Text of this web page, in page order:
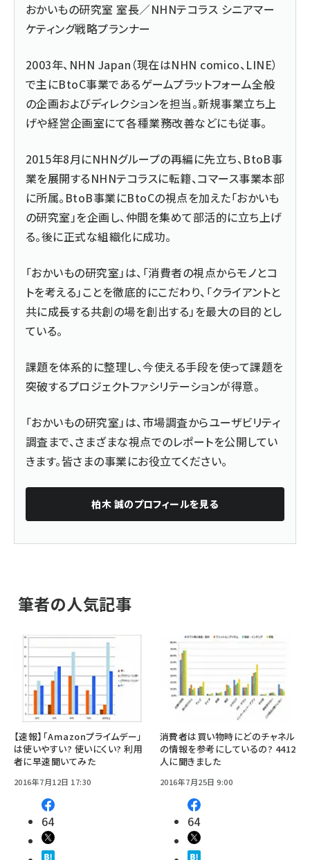
おかいもの研究室 室長／NHNテコラス シニアマー
ケティング戦略プランナー
2003年、NHN Japan（現在はNHN comico、LINE）
で主にBtoC事業であるゲームプラットフォーム全般
の企画およびディレクションを担当。新規事業立ち上
げや経営企画室にて各種業務改善などにも従事。
2015年8月にNHNグループの再編に先立ち、BtoB事
業を展開するNHNテコラスに転籍、コマース事業本部
に所属。BtoB事業にBtoCの視点を加えた「おかいも
の研究室」を企画し、仲間を集めて部活的に立ち上げ
る。後に正式な組織化に成功。
「おかいもの研究室」は、「消費者の視点からモノとコ
トを考える」ことを徹底的にこだわり、「クライアントと
共に成長する共創の場を創出する」を最大の目的とし
ている。
課題を体系的に整理し、今使える手段を使って課題を
突破するプロジェクトファシリテーションが得意。
「おかいもの研究室」は、市場調査からユーザビリティ
調査まで、さまざまな視点でのレポートを公開してい
きます。皆さまの事業にお役立てください。
柏木 誠のプロフィールを見る
筆者の人気記事
【速報】「Amazonプライムデー」
は使いやすい? 使いにくい? 利用
者に早速聞いてみた
2016年7月12日 17:30
64
消費者は買い物時にどのチャネル
の情報を参考にしているの? 4412
人に聞きました
2016年7月25日 9:00
64